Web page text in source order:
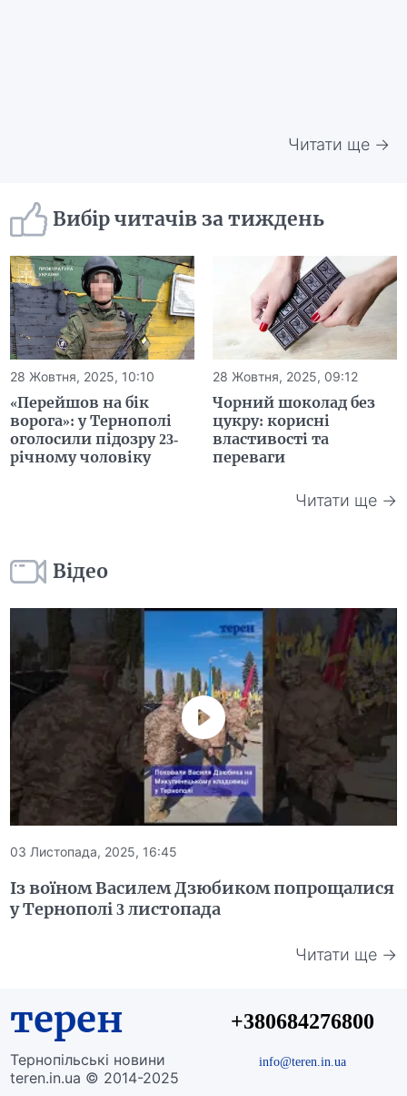
Читати ще →
Вибір читачів за тиждень
28 Жовтня, 2025, 10:10
«Перейшов на бік
ворога»: у Тернополі
оголосили підозру 23-
річному чоловіку
28 Жовтня, 2025, 09:12
Чорний шоколад без
цукру: корисні
властивості та
переваги
Читати ще →
Відео
03 Листопада, 2025, 16:45
Із воїном Василем Дзюбиком попрощалися
у Тернополі 3 листопада
Читати ще →
терен
Тернопільські новини
teren.in.ua © 2014-2025
+380684276800
info@teren.in.ua